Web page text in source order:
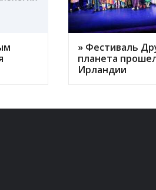
» Фестиваль
планета
Ирландии